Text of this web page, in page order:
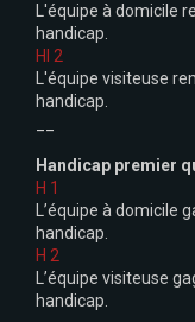
L'équipe à domicile
handicap.
HI 2
L'équipe visiteuse
handicap.
Handicap premier
H 1
L’équipe à domicile
handicap.
H 2
L’équipe visiteuse
handicap.